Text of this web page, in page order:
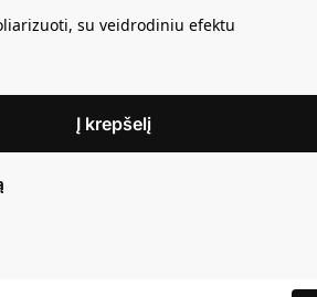
su veidrodiniu efektu
Į krepšelį